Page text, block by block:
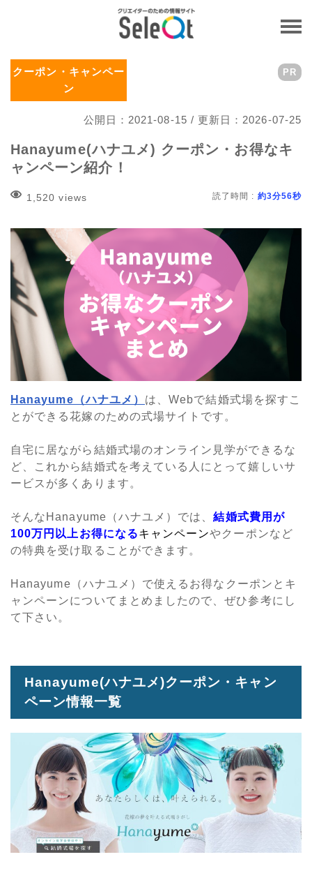
クーポン・キャンペー
ン
公開日：2021-08-15 / 更新日：2026-07-25
PR
Hanayume(ハナユメ) クーポン・お得なキ
ャンペーン紹介！
1,520 views 読了時間 : 約3分56秒
Hanayume（ハナユメ） は、Webで結婚式場を探すこ
とができる花嫁のための式場サイトです。
自宅に居ながら結婚式場のオンライン見学ができるな
ど、これから結婚式を考えている人にとって嬉しいサ
ービスが多くあります。
そんなHanayume（ハナユメ）では、結婚式費用が
100万円以上お得になるキャンペーンやクーポンなど
の特典を受け取ることができます。
Hanayume（ハナユメ）で使えるお得なクーポンとキ
ャンペーンについてまとめましたので、ぜひ参考にし
て下さい。
Hanayume(ハナユメ)クーポン・キャン
ペーン情報一覧